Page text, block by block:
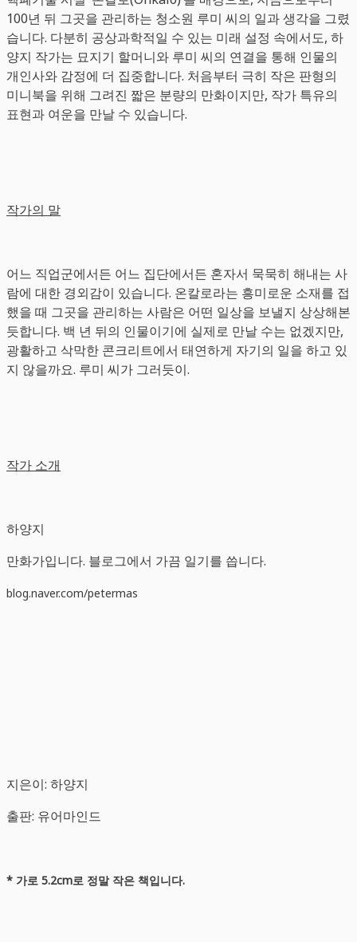
100년 뒤 그곳을 관리하는 청소원 루미 씨의 일과 생각을 그렸
습니다. 다분히 공상과학적일 수 있는 미래 설정 속에서도, 하
양지 작가는 묘지기 할머니와 루미 씨의 연결을 통해 인물의
개인사와 감정에 더 집중합니다. 처음부터 극히 작은 판형의
미니북을 위해 그려진 짧은 분량의 만화이지만, 작가 특유의
표현과 여운을 만날 수 있습니다.
작가의 말
어느 직업군에서든 어느 집단에서든 혼자서 묵묵히 해내는 사
람에 대한 경외감이 있습니다. 온칼로라는 흥미로운 소재를 접
했을 때 그곳을 관리하는 사람은 어떤 일상을 보낼지 상상해본
듯합니다. 백 년 뒤의 인물이기에 실제로 만날 수는 없겠지만,
광활하고 삭막한 콘크리트에서 태연하게 자기의 일을 하고 있
지 않을까요. 루미 씨가 그러듯이.
작가 소개
하양지
만화가입니다. 블로그에서 가끔 일기를 씁니다.
blog.naver.com/petermas
지은이: 하양지
출판: 유어마인드
* 가로 5.2cm로 정말 작은 책입니다.